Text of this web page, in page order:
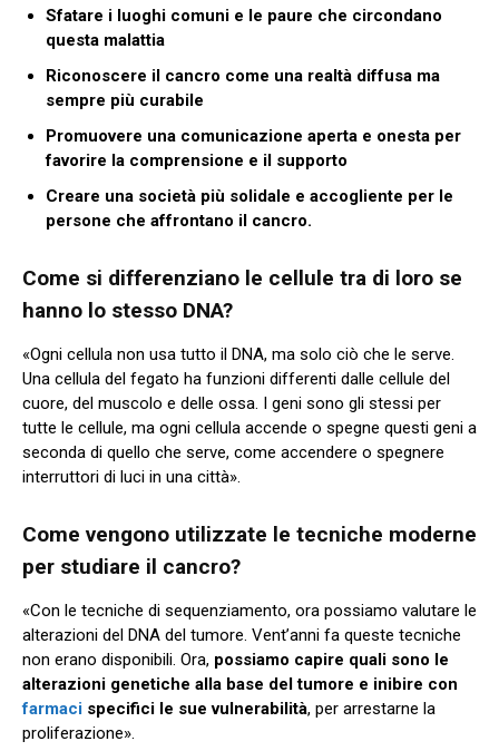
Sfatare i luoghi comuni e le paure che circondano
questa malattia
Riconoscere il cancro come una realtà diffusa ma
sempre più curabile
Promuovere una comunicazione aperta e onesta per
favorire la comprensione e il supporto
Creare una società più solidale e accogliente per le
persone che affrontano il cancro.
Come si differenziano le cellule tra di loro se
hanno lo stesso DNA?
«Ogni cellula non usa tutto il DNA, ma solo ciò che le serve.
Una cellula del fegato ha funzioni differenti dalle cellule del
cuore, del muscolo e delle ossa. I geni sono gli stessi per
tutte le cellule, ma ogni cellula accende o spegne questi geni a
seconda di quello che serve, come accendere o spegnere
interruttori di luci in una città».
Come vengono utilizzate le tecniche moderne
per studiare il cancro?
«Con le tecniche di sequenziamento, ora possiamo valutare le
alterazioni del DNA del tumore. Vent’anni fa queste tecniche
non erano disponibili. Ora, possiamo capire quali sono le
alterazioni genetiche alla base del tumore e inibire con
farmaci specifici le sue vulnerabilità, per arrestarne la
proliferazione».